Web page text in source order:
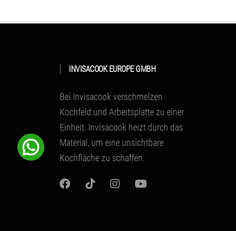
INVISACOOK EUROPE GMBH
Bei Invisacook verschmelzen
Kochfeld und Arbeitsplatte zu einer
Einheit. Invisacook heizt durch das
Material , um eine unsichtbare
Kochfläche zu schaffen.